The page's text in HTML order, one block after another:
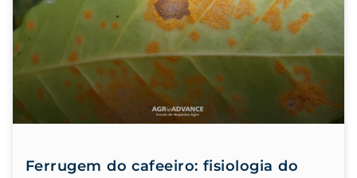
Ferrugem do cafeeiro: fisiologia do